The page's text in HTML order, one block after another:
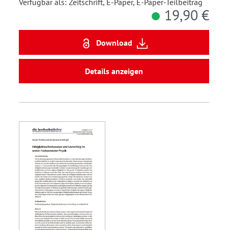
Verfügbar als: Zeitschrift, E-Paper, E-Paper-Teilbeitrag
19,90 €
Download
Details anzeigen